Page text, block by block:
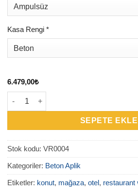
Kasa Rengi *
6.479,00₺
VR0004 Lunar Dish Beton Aplik adet
SEPETE EKLE
Stok kodu: VR0004
Kategoriler: Beton Aplik
Etiketler: konut, mağaza, otel, restaurant